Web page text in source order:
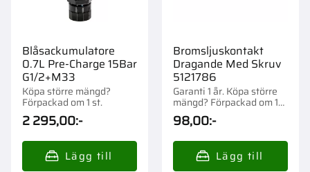
Blåsackumulatore
0.7L Pre-Charge 15Bar
G1/2+M33
Köpa större mängd?
Förpackad om 1 st.
2 295,00:-
Bromsljuskontakt
Dragande Med Skruv
5121786
Garanti 1 år. Köpa större
mängd? Förpackad om 1
st.
98,00:-